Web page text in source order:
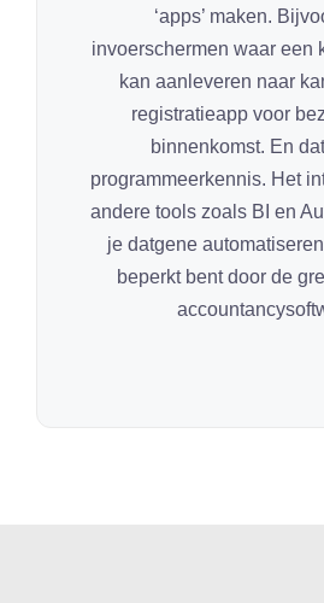
‘apps’ maken.
invoerschermen waar een
kan aanleveren naar
registratieapp voor
binnenkomst. En
programmeerkennis. Het
andere tools zoals BI en
je datgene
beperkt bent door de